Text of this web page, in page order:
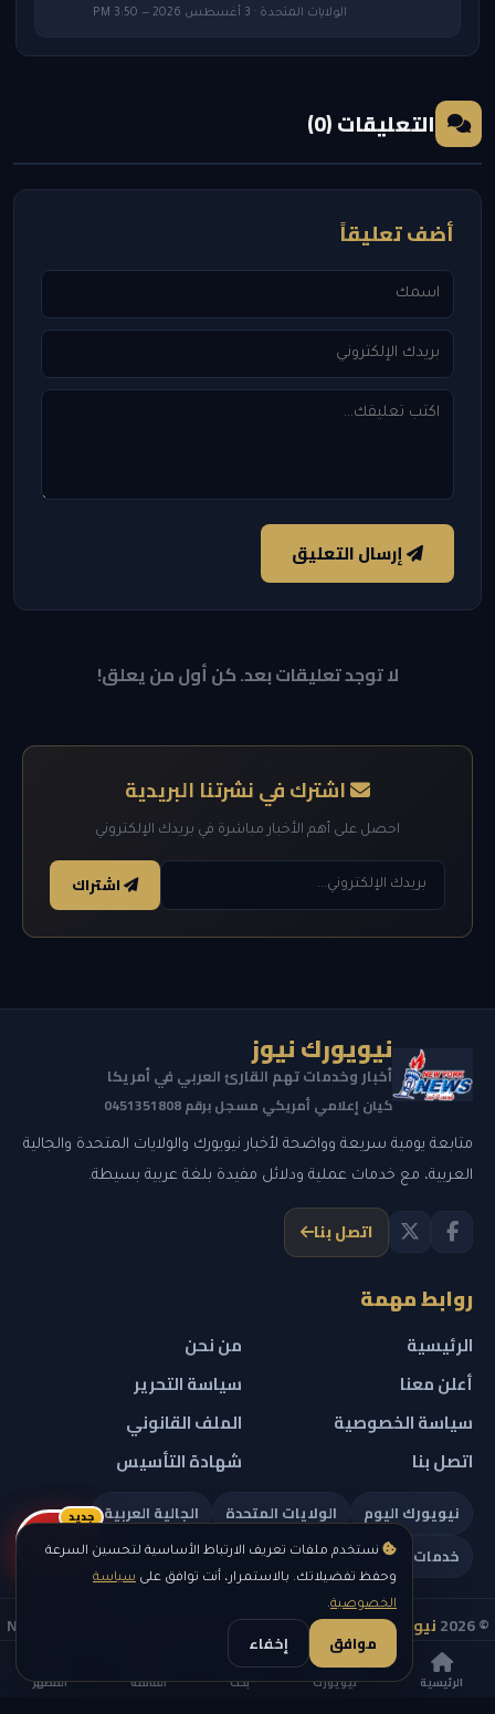
الرئيسية نيويورك بحث القائمة المظهر
نستخدم ملفات تعريف الارتباط الأساسية لتحسين السرعة
وحفظ تفضيلاتك. بالاستمرار، أنت توافق على سياسة
الخصوصية.
موافق إخفاء
الولايات المتحدة · 3 أغسطس 2026 — 3:50 PM
التعليقات (0)
أضف تعليقاً
إرسال التعليق
لا توجد تعليقات بعد. كن أول من يعلق!
اشترك في نشرتنا البريدية
احصل على أهم الأخبار مباشرة في بريدك الإلكتروني
اشتراك
نيويورك نيوز
أخبار وخدمات تهم القارئ العربي في أمريكا
كيان إعلامي أمريكي مسجل برقم 0451351808
متابعة يومية سريعة وواضحة لأخبار نيويورك والولايات المتحدة والجالية
العربية، مع خدمات عملية ودلائل مفيدة بلغة عربية بسيطة.
اتصل بنا
روابط مهمة
الرئيسية
من نحن
أعلن معنا
سياسة التحرير
سياسة الخصوصية
الملف القانوني
اتصل بنا
شهادة التأسيس
نيويورك اليوم الولايات المتحدة
الجالية العربية
خدمات تهمك
© 2026 نيويورك نيوز
— جميع الحقوق محفوظة — NEW YORK NEWS
IN ARABIC LLC — رقم التسجيل 0451351808
ريلز
جديد